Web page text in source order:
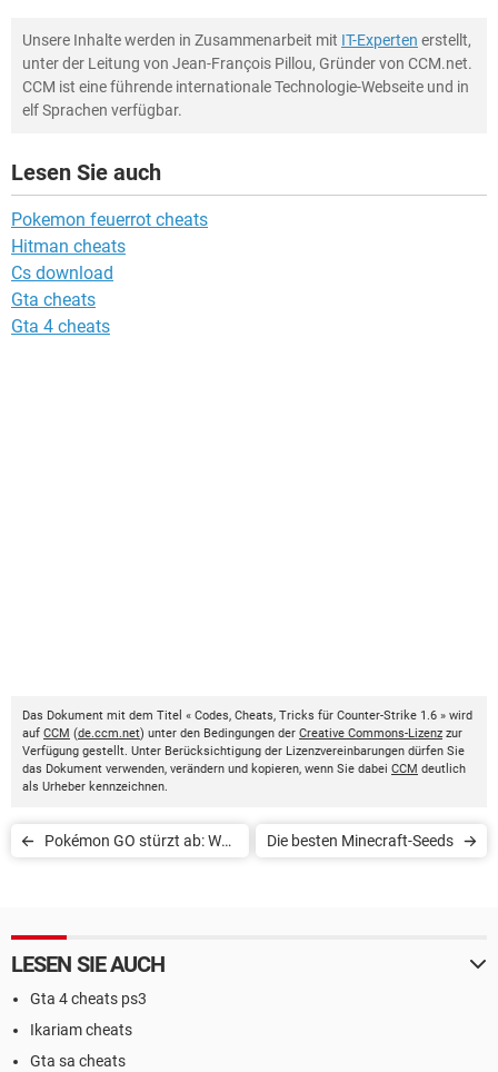
Unsere Inhalte werden in Zusammenarbeit mit IT-Experten erstellt,
unter der Leitung von Jean-François Pillou, Gründer von CCM.net.
CCM ist eine führende internationale Technologie-Webseite und in
elf Sprachen verfügbar.
Lesen Sie auch
Pokemon feuerrot cheats
Hitman cheats
Cs download
Gta cheats
Gta 4 cheats
Das Dokument mit dem Titel « Codes, Cheats, Tricks für Counter-Strike 1.6 » wird
auf CCM (de.ccm.net) unter den Bedingungen der Creative Commons-Lizenz zur
Verfügung gestellt. Unter Berücksichtigung der Lizenzvereinbarungen dürfen Sie
das Dokument verwenden, verändern und kopieren, wenn Sie dabei CCM deutlich
als Urheber kennzeichnen.
Pokémon GO stürzt ab: Was
Die besten Minecraft-Seeds
LESEN SIE AUCH
Gta 4 cheats ps3
Ikariam cheats
Gta sa cheats